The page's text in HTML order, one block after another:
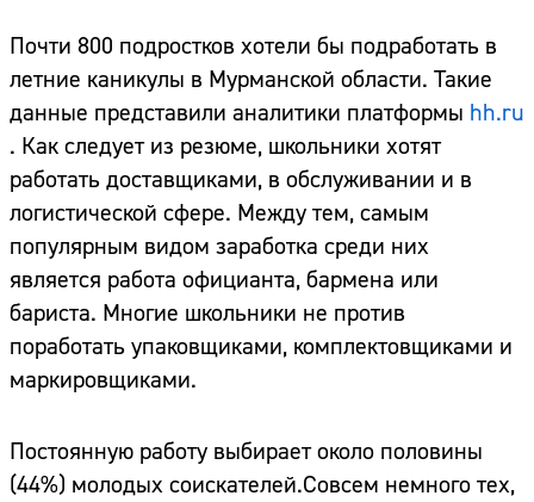
Почти 800 подростков хотели бы подработать в
летние каникулы в Мурманской области. Такие
данные представили аналитики платформы hh.ru
. Как следует из резюме, школьники хотят
работать доставщиками, в обслуживании и в
логистической сфере. Между тем, самым
популярным видом заработка среди них
является работа официанта, бармена или
бариста. Многие школьники не против
поработать упаковщиками, комплектовщиками и
маркировщиками.
Постоянную работу выбирает около половины
(44%) молодых соискателей.Совсем немного тех,